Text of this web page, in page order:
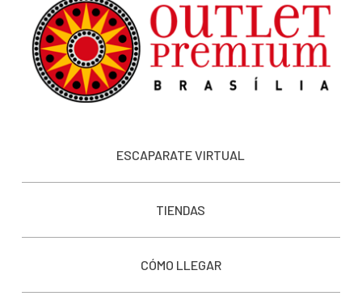
ESCAPARATE VIRTUAL
TIENDAS
CÓMO LLEGAR